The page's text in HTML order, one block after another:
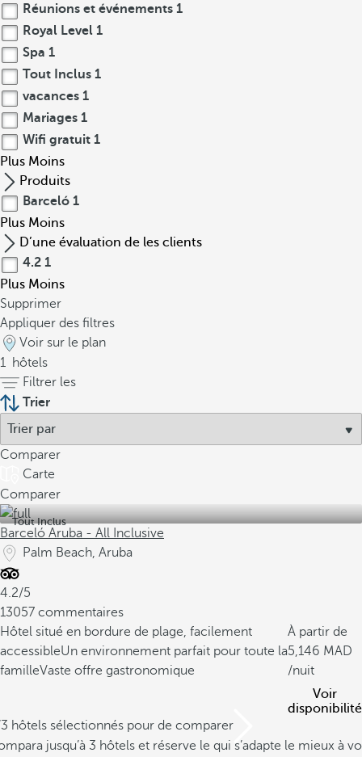
Réunions et événements 1
Royal Level 1
Spa 1
Tout Inclus 1
vacances 1
Mariages 1
Wifi gratuit 1
Plus Moins
Produits
Barceló 1
Plus Moins
D’une évaluation de les clients
4.2 1
Plus Moins
Supprimer
Appliquer des filtres
Voir sur le plan
1 hôtels
Filtrer les
Trier
Comparer
Carte
Comparer
Tout Inclus
Barceló Aruba - All Inclusive
Palm Beach, Aruba
4.2/5
13057 commentaires
Hôtel situé en bordure de plage, facilement
accessibleUn environnement parfait pour toute la
familleVaste offre gastronomique
À partir de
5,146
/nuit
Voir
disponibilité
hôtels sélectionnés pour de comparer
jusqu’à 3 hôtels et réserve le qui s’adapte le mieux à